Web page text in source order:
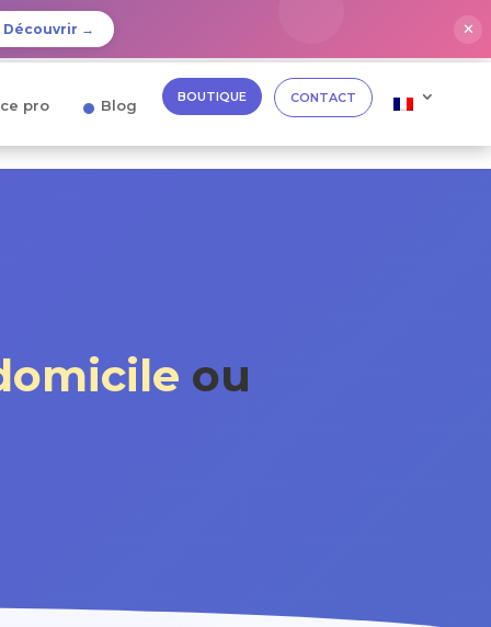
Découvrir → ✕
pro Blog BOUTIQUE CONTACT
ou